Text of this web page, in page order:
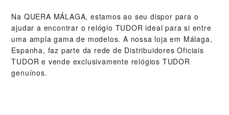
Na ‭QUERA MÁLAGA‬, estamos ao seu dispor para o
ajudar a encontrar o relógio TUDOR ideal para si entre
uma ampla gama de modelos. A nossa loja em Málaga,
Espanha, faz parte da rede de Distribuidores Oficiais
TUDOR e vende exclusivamente relógios TUDOR
genuínos.